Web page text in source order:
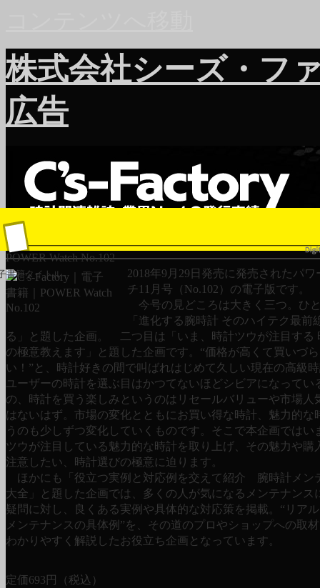
株式会社シーズ・フ
広告
書籍タイトル
POWER Watch No.102
2018年9月29日発売に発売されたパワ
チ11月号（No.102）の電子版
今号の見どころは大きく三つ。ひ
「進化する腕時計 そのハイテク最前
る」と題した企画。 二つ目は「いま、時計ツウが注目する
の極意教えます」と題した企画です。“価格が高くて買いづら
い！”と、時計好きの間で叫ばれはじめて久しい現在の高級
ユーザーの時計を選ぶ目はかつてないほどシビアになってい
の、時計を買う楽しみというのはリセールバリューや市場人
はないはず。市場の変化とともにお買い得な時計、魅力的な
うのも少しずつ変化していくものです。そこで本企画ではい
ツウが注目している魅力的な時計を取り上げ、その魅力や購
注意したい、時計選びの極意に迫ります。
ほかにも「役立つ実例と対応例を交えて紹介 腕時計メン
大全」と題した企画では、多くの人が気になるメンテナンス
疑問に対し、良くある実例や具体的な対応策を掲載。“リア
メンテナンスの具体例”を、その道のプロやショップへの取
わかりやすく解説したお役立ち企画となっています。
定価693円（税込）